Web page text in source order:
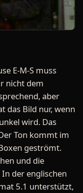
E-M-S muss
nicht dem
aber
das Bild nur, wenn
wird. Das
Ton kommt im
geströmt.
und die
der englischen
5.1 unterstützt,